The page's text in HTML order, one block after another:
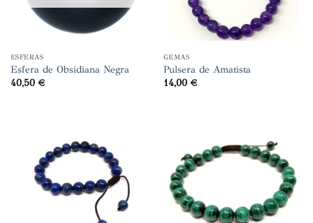
ESFERAS
Esfera de Obsidiana Negra
40,50 €
GEMAS
Pulsera de Amatista
14,00 €